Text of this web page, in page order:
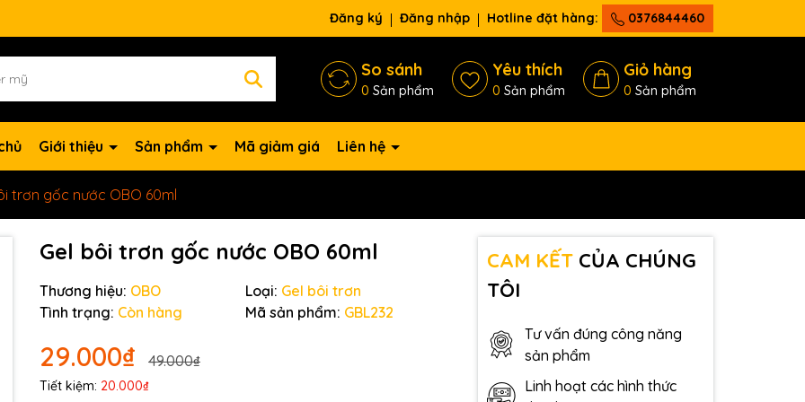
chờ đợi bạn Đăng ký Đăng nhập Hotline đặt hàng: 0376844460
So sánh
0 Sản phẩm
Yêu thích
0 Sản phẩm
Giỏ hàng
0 Sản phẩm
Giới thiệu Sản phẩm Mã giảm giá Liên hệ
trơn gốc nước OBO 60ml
Gel bôi trơn gốc nước OBO 60ml
Thương hiệu: OBO Loại: Gel bôi trơn
Tình trạng: Còn hàng Mã sản phẩm: GBL232
29.000₫ 49.000₫
Tiết kiệm: 20.000₫
CAM KẾTCỦA CHÚNG
TÔI
Tư vấn đúng công năng
sản phẩm
Linh hoạt các hình thức